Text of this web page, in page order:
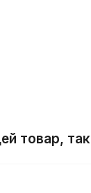
товар,